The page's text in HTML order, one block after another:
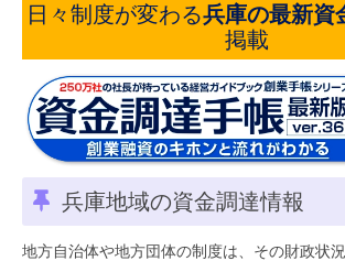
日々制度が変わる兵庫の最新資
掲載
兵庫地域の資金調達情報
地方自治体や地方団体の制度は、その財政状